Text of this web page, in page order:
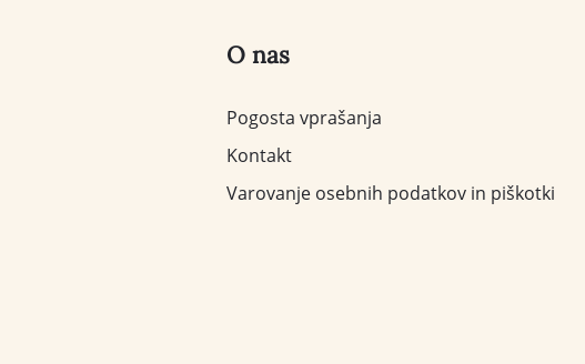
O nas
Pogosta vprašanja
Kontakt
Varovanje osebnih podatkov in piškotki